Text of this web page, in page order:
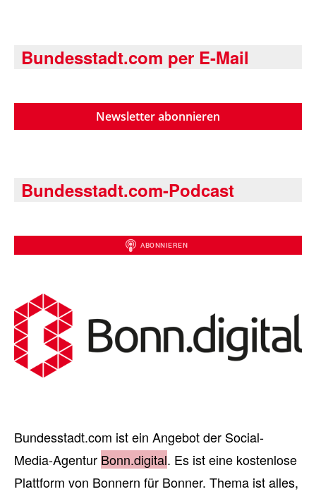
Bundesstadt.com per E-Mail
Newsletter abonnieren
Bundesstadt.com-Podcast
Bundesstadt.com ist ein Angebot der Social-
Media-Agentur Bonn.digital. Es ist eine kostenlose
Plattform von Bonnern für Bonner. Thema ist alles,